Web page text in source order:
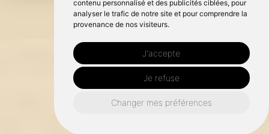
contenu personnalisé et des publicités ciblées, pour
analyser le trafic de notre site et pour comprendre la
provenance de nos visiteurs.
J'accepte
Je refuse
Changer mes préférences